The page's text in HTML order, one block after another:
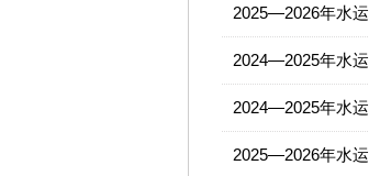
2025—2026年水
2024—2025年水
2024—2025年水
2025—2026年水